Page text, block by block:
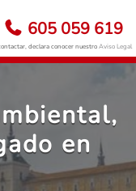
605 059 619
declara conocer nuestroAviso Legal
en